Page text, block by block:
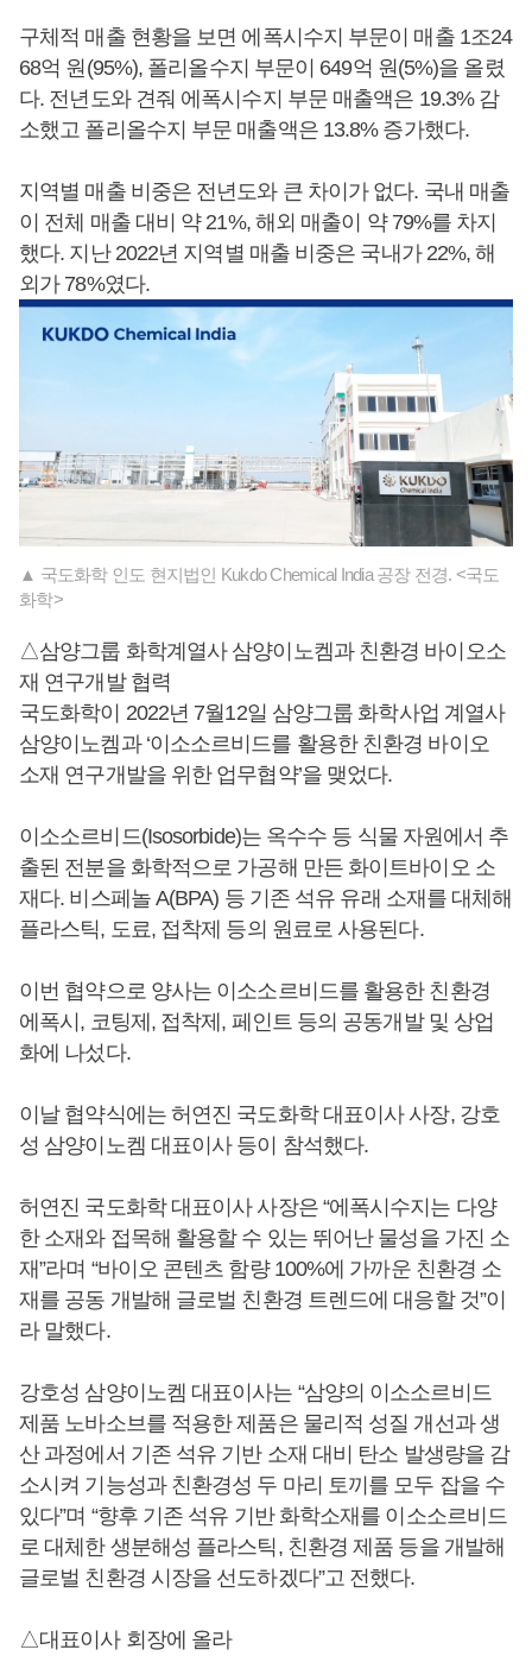
구체적 매출 현황을 보면 에폭시수지 부문이 매출 1조24
68억 원(95%), 폴리올수지 부문이 649억 원(5%)을 올렸
다. 전년도와 견줘 에폭시수지 부문 매출액은 19.3% 감
소했고 폴리올수지 부문 매출액은 13.8% 증가했다.
지역별 매출 비중은 전년도와 큰 차이가 없다. 국내 매출
이 전체 매출 대비 약 21%, 해외 매출이 약 79%를 차지
했다. 지난 2022년 지역별 매출 비중은 국내가 22%, 해
외가 78%였다.
▲ 국도화학 인도 현지법인 Kukdo Chemical India 공장 전경. <국도
화학>
△삼양그룹 화학계열사 삼양이노켐과 친환경 바이오소
재 연구개발 협력
국도화학이 2022년 7월12일 삼양그룹 화학사업 계열사
삼양이노켐과 ‘이소소르비드를 활용한 친환경 바이오
소재 연구개발을 위한 업무협약’을 맺었다.
이소소르비드(Isosorbide)는 옥수수 등 식물 자원에서 추
출된 전분을 화학적으로 가공해 만든 화이트바이오 소
재다. 비스페놀 A(BPA) 등 기존 석유 유래 소재를 대체해
플라스틱, 도료, 접착제 등의 원료로 사용된다.
이번 협약으로 양사는 이소소르비드를 활용한 친환경
에폭시, 코팅제, 접착제, 페인트 등의 공동개발 및 상업
화에 나섰다.
이날 협약식에는 허연진 국도화학 대표이사 사장, 강호
성 삼양이노켐 대표이사 등이 참석했다.
허연진 국도화학 대표이사 사장은 “에폭시수지는 다양
한 소재와 접목해 활용할 수 있는 뛰어난 물성을 가진 소
재”라며 “바이오 콘텐츠 함량 100%에 가까운 친환경 소
재를 공동 개발해 글로벌 친환경 트렌드에 대응할 것”이
라 말했다.
강호성 삼양이노켐 대표이사는 “삼양의 이소소르비드
제품 노바소브를 적용한 제품은 물리적 성질 개선과 생
산 과정에서 기존 석유 기반 소재 대비 탄소 발생량을 감
소시켜 기능성과 친환경성 두 마리 토끼를 모두 잡을 수
있다”며 “향후 기존 석유 기반 화학소재를 이소소르비드
로 대체한 생분해성 플라스틱, 친환경 제품 등을 개발해
글로벌 친환경 시장을 선도하겠다”고 전했다.
△대표이사 회장에 올라